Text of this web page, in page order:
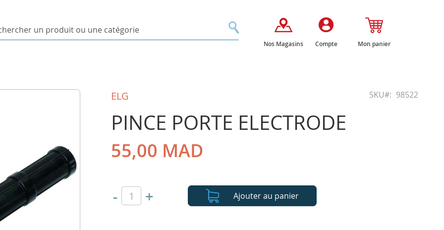
RechercherNos Magasins Compte Mon panier
ELG SKU 98522
PINCE PORTE ELECTRODE
55,00 MAD
- + Ajouter au panier